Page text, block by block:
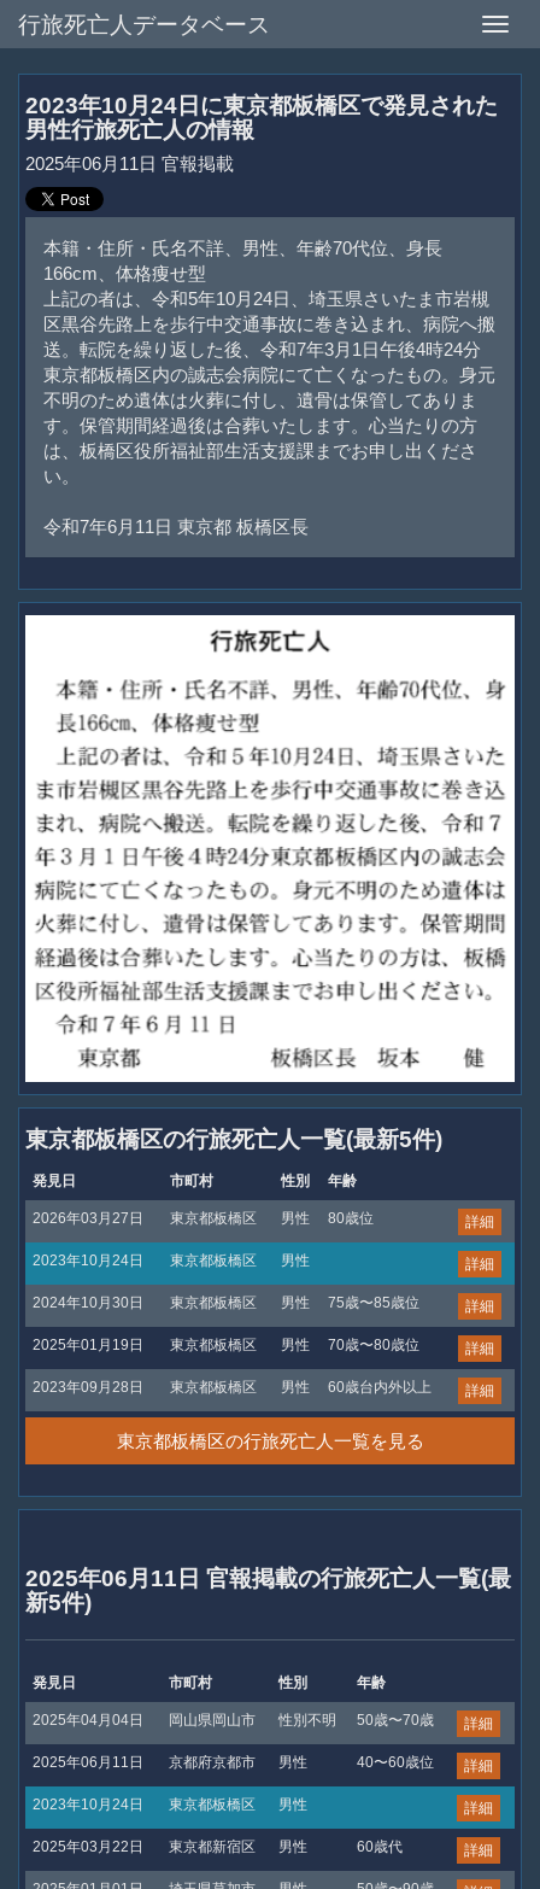
Toggle
行旅死亡人データベース
2023年10月24日に東京都板橋区で発見された
男性行旅死亡人の情報
2025年06月11日 官報掲載
本籍・住所・氏名不詳、男性、年齢70代位、身長
166cm、体格痩せ型
上記の者は、令和5年10月24日、埼玉県さいたま市岩槻
区黒谷先路上を歩行中交通事故に巻き込まれ、病院へ搬
送。転院を繰り返した後、令和7年3月1日午後4時24分
東京都板橋区内の誠志会病院にて亡くなったもの。身元
不明のため遺体は火葬に付し、遺骨は保管してありま
す。保管期間経過後は合葬いたします。心当たりの方
は、板橋区役所福祉部生活支援課までお申し出くださ
い。
令和7年6月11日 東京都 板橋区長
東京都板橋区の行旅死亡人一覧(最新5件)
発見日 市町村 性別 年齢
2026年03月27日 東京都板橋区 男性 80歳位 詳細
2023年10月24日 東京都板橋区 男性 詳細
2024年10月30日 東京都板橋区 男性 75歳〜85歳位 詳細
2025年01月19日 東京都板橋区 男性 70歳〜80歳位 詳細
2023年09月28日 東京都板橋区 男性 60歳台内外以上 詳細
東京都板橋区の行旅死亡人一覧を見る
2025年06月11日 官報掲載の行旅死亡人一覧(最
新5件)
発見日 市町村 性別 年齢
2025年04月04日 岡山県岡山市 性別不明 50歳〜70歳 詳細
2025年06月11日 京都府京都市 男性 40〜60歳位 詳細
2023年10月24日 東京都板橋区 男性 詳細
2025年03月22日 東京都新宿区 男性 60歳代 詳細